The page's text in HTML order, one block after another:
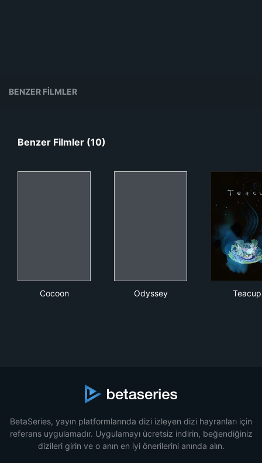
BENZER FILMLER
Benzer Filmler (10)
Cocoon Odyssey Teacup
BetaSeries, yayın platformlarında dizi izleyen dizi hayranları için
referans uygulamadır. Uygulamayı ücretsiz indirin, beğendiğiniz
dizileri girin ve o anın en iyi önerilerini anında alın.